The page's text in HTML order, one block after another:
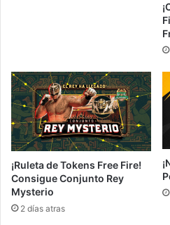
¡Ruleta de Tokens Free Fire!
Consigue Conjunto Rey
Mysterio
2 días atras